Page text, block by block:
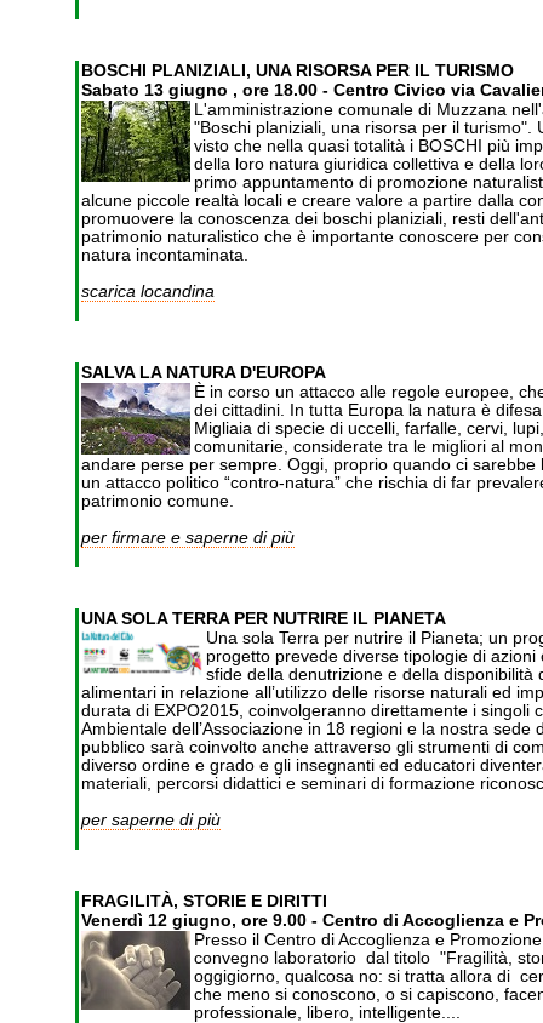
BOSCHI PLANIZIALI, UNA RISORSA PER IL TURISMO
Sabato 13 giugno , ore 18.00 - Centro Civico via
L'amministrazione comunale di Muzzana
"Boschi planiziali, una risorsa per il
visto che nella quasi totalità i BOSCHI più
della loro natura giuridica collettiva e della
primo appuntamento di promozione
alcune piccole realtà locali e creare valore a partire dalla
promuovere la conoscenza dei boschi planiziali, resti
patrimonio naturalistico che è importante conoscere per
natura incontaminata.
scarica locandina
SALVA LA NATURA D'EUROPA
È in corso un attacco alle regole europee,
dei cittadini. In tutta Europa la natura è
Migliaia di specie di uccelli, farfalle, cervi,
comunitarie, considerate tra le migliori al
andare perse per sempre. Oggi, proprio quando ci
un attacco politico “contro-natura” che rischia di far
patrimonio comune.
per firmare e saperne di più
UNA SOLA TERRA PER NUTRIRE IL PIANETA
Una sola Terra per nutrire il Pianeta; un
progetto prevede diverse tipologie di
sfide della denutrizione e della
alimentari in relazione all’utilizzo delle risorse naturali ed
durata di EXPO2015, coinvolgeranno direttamente i singoli
Ambientale dell’Associazione in 18 regioni e la nostra
pubblico sarà coinvolto anche attraverso gli strumenti di
diverso ordine e grado e gli insegnanti ed educatori
materiali, percorsi didattici e seminari di formazione
per saperne di più
FRAGILITÀ, STORIE E DIRITTI
Venerdì 12 giugno, ore 9.00 - Centro di Accoglienza e
Presso il Centro di Accoglienza e
convegno laboratorio dal titolo "Fragilità,
oggigiorno, qualcosa no: si tratta allora di
che meno si conoscono, o si capiscono,
professionale, libero, intelligente....